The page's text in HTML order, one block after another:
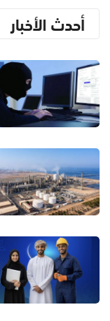
أحدث الأخبار